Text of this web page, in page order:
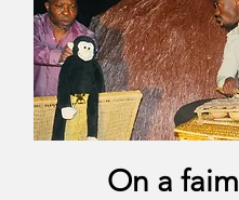
On a faim